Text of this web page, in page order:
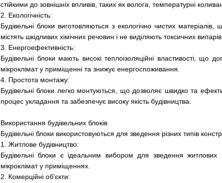
стійкими до зовнішніх впливів, таких як волога, температурні
2. Екологічність:
Будівельні блоки виготовляються з екологічно чистих
містять шкідливих хімічних речовин і не виділяють токсичних
3. Енергоефективність:
Будівельні блоки мають високі теплоізоляційні властивості,
мікроклімат у приміщенні та знижує енергоспоживання.
4. Простота монтажу:
Будівельні блоки легко монтуються, що дозволяє швидко та
процес укладання та забезпечує високу якість будівництва.
Використання будівельних блоків
Будівельні блоки використовуються для зведення різних типів
1. Житлове будівництво:
Будівельні блоки є ідеальним вибором для зведення житлових
мікроклімат у приміщеннях.
2. Комерційні об'єкти: